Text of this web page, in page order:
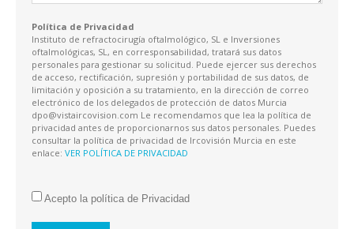
Política de Privacidad
Instituto de refractocirugía oftalmológico, SL e Inversiones
oftalmológicas, SL, en corresponsabilidad, tratará sus datos
personales para gestionar su solicitud. Puede ejercer sus derechos
de acceso, rectificación, supresión y portabilidad de sus datos, de
limitación y oposición a su tratamiento, en la dirección de correo
electrónico de los delegados de protección de datos Murcia
dpo@vistaircovision.com Le recomendamos que lea la política de
privacidad antes de proporcionarnos sus datos personales. Puedes
consultar la política de privacidad de Ircovisión Murcia en este
enlace: VER POLÍTICA DE PRIVACIDAD
Acepto la política de Privacidad